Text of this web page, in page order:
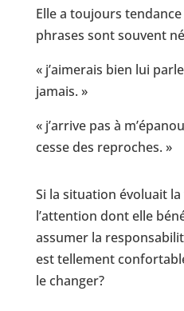
Elle a toujours
phrases sont souvent
« j’aimerais bien lui
jamais. »
« j’arrive pas à
cesse des reproches. »
Si la situation évoluait
l’attention dont elle
assumer la
est tellement
le changer?